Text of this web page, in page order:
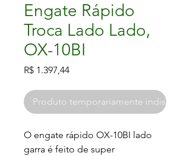
Engate Rápido
Troca Lado Lado,
OX-10BI
R$ 1.397,44Preço
Produto temporariamente
O engate rápido OX-10BI lado
garra é feito de super